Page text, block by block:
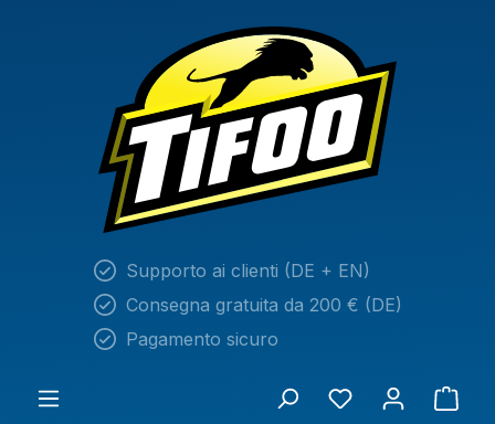
Supporto ai clienti (DE + EN)
Consegna gratuita da 200 € (DE)
Pagamento sicuro